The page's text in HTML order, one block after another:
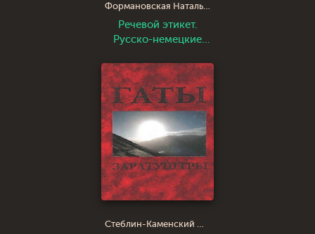
Формановская Наталья Ивановна
Речевой этикет.
Русско-немецкие
Справочник
Стеблин-Каменский Иван Михайлович